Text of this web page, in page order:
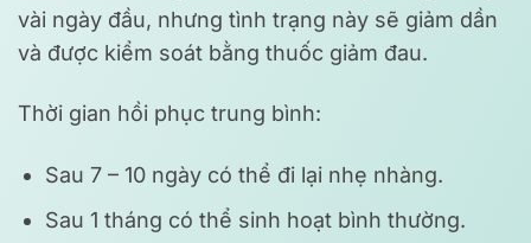
vài ngày đầu, nhưng tình trạng này sẽ giảm dần
và được kiểm soát bằng thuốc giảm đau.
Thời gian hồi phục trung bình:
Sau 7 – 10 ngày có thể đi lại nhẹ nhàng.
Sau 1 tháng có thể sinh hoạt bình thường.